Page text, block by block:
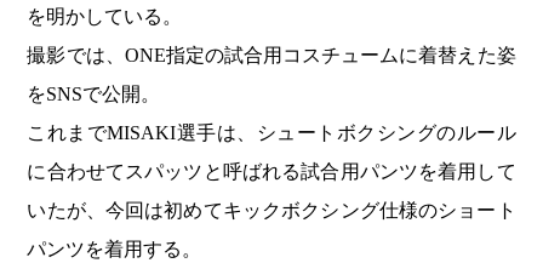
を明かしている。
撮影では、ONE指定の試合用コスチュームに着替えた姿
をSNSで公開。
これまでMISAKI選手は、シュートボクシングのルール
に合わせてスパッツと呼ばれる試合用パンツを着用して
いたが、今回は初めてキックボクシング仕様のショート
パンツを着用する。